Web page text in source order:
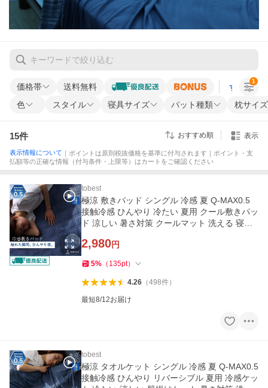
価格帯 送料無料 すべての条
色 スタイル 寝具サイズ パット種類 枕サイズ
1
15件 おすすめ順 表示
表示情報について ｜ポイントは原則税抜価格を基準に付与されます｜ポイント・支
払額等の正確な情報（付与条件・上限等）はカートをご確認ください
tobest
極涼 敷きパッド シングル 冷感 夏 Q-MAX0.5
接触冷感 ひんやり 冷たい 夏用 クール敷きパッ
ド 涼しい 暑さ対策 クールマット 洗える 寝具
2,980円
5% （ 135pt）
4.26（498件）
最短8/12お届け
tobest
極涼 タオルケット シングル 冷感 夏 Q-MAX0.5
接触冷感 ひんやり リバーシブル 夏用 冷感ケッ